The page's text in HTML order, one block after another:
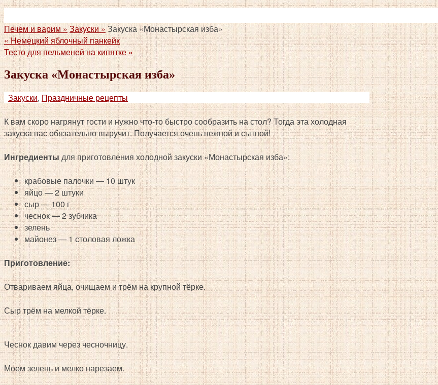
Печем и варим » Закуски »Закуска «Монастырская изба»
«Немецкий яблочный панкейк
Тесто для пельменей на кипятке»
Закуска «Монастырская изба»
Закуски, Праздничные рецепты
К вам скоро нагрянут гости и нужно что-то быстро сообразить на стол? Тогда эта холодная
закуска вас обязательно выручит. Получается очень нежной и сытной!
Ингредиентыдля приготовления холодной закуски «Монастырская изба»:
крабовые палочки — 10 штук
яйцо — 2 штуки
сыр — 100 г
чеснок — 2 зубчика
зелень
майонез — 1 столовая ложка
Приготовление:
Отвариваем яйца, очищаем и трём на крупной тёрке.
Сыр трём на мелкой тёрке.
Чеснок давим через чесночницу.
Моем зелень и мелко нарезаем.